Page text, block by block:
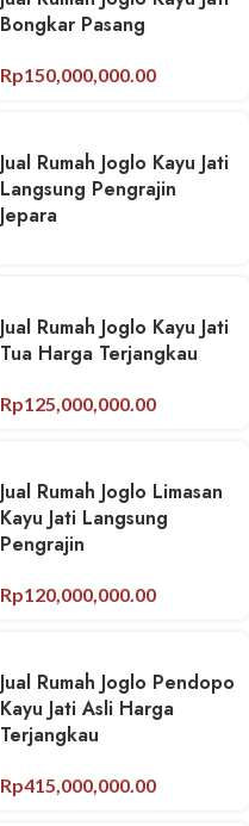
Bongkar Pasang
Rp150,000,000.00
Jual Rumah Joglo Kayu Jati
Langsung Pengrajin
Jepara
Jual Rumah Joglo Kayu Jati
Tua Harga Terjangkau
Rp125,000,000.00
Jual Rumah Joglo Limasan
Kayu Jati Langsung
Pengrajin
Rp120,000,000.00
Jual Rumah Joglo Pendopo
Kayu Jati Asli Harga
Terjangkau
Rp415,000,000.00